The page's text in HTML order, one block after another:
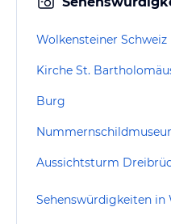
Wolkensteiner Schweiz
Kirche St.
Burg
Aussichtsturm
Sehenswürdigkeiten in